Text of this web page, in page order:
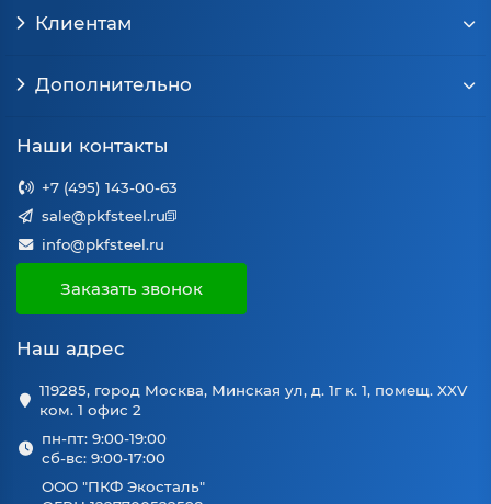
Клиентам
Дополнительно
Наши контакты
+7 (495) 143-00-63
sale@pkfsteel.ru
info@pkfsteel.ru
Заказать звонок
Наш адрес
119285, город Москва, Минская ул, д. 1г к. 1, помещ. XXV
ком. 1 офис 2
пн-пт: 9:00-19:00
сб-вс: 9:00-17:00
ООО "ПКФ Экосталь"